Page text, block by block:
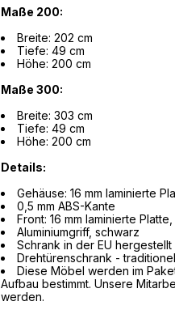
Maße 200:
Breite: 202 cm
Tiefe: 49 cm
Höhe: 200 cm
Maße 300:
Breite: 303 cm
Tiefe: 49 cm
Höhe: 200 cm
Details:
Gehäuse: 16 mm laminierte
0,5 mm ABS-Kante
Front: 16 mm laminierte
Aluminiumgriff, schwarz
Schrank in der EU hergestellt
Drehtürenschrank -
Diese Möbel werden im
Aufbau bestimmt. Unsere
werden.